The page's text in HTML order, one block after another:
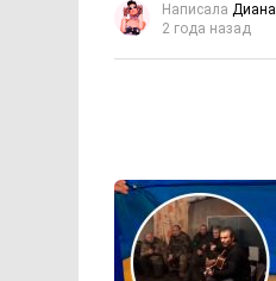
Написала Диана
2 года назад